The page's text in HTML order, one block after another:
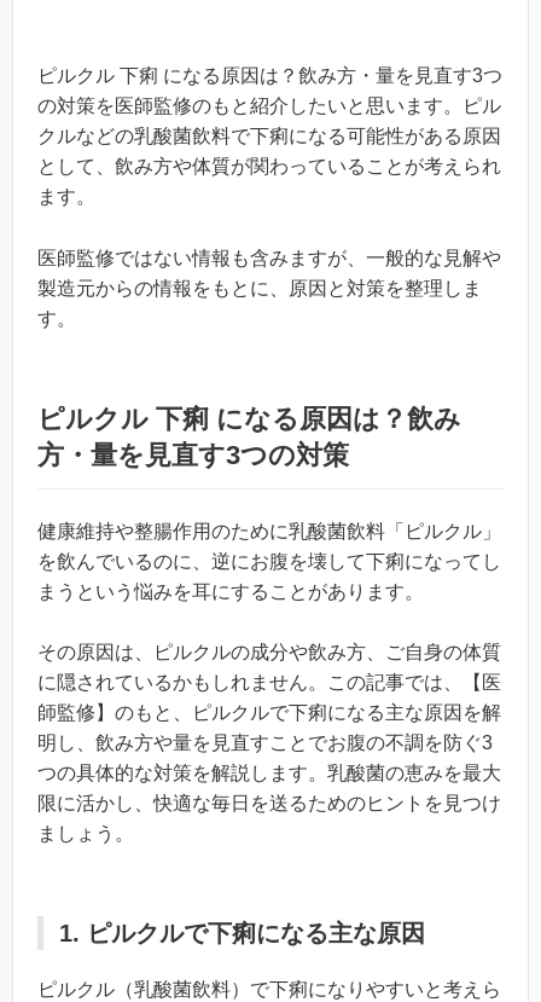
ピルクル 下痢 になる原因は？飲み方・量を見直す3つ
の対策を医師監修のもと紹介したいと思います。ピル
クルなどの乳酸菌飲料で下痢になる可能性がある原因
として、飲み方や体質が関わっていることが考えられ
ます。
医師監修ではない情報も含みますが、一般的な見解や
製造元からの情報をもとに、原因と対策を整理しま
す。
ピルクル 下痢 になる原因は？飲み
方・量を見直す3つの対策
健康維持や整腸作用のために乳酸菌飲料「ピルクル」
を飲んでいるのに、逆にお腹を壊して下痢になってし
まうという悩みを耳にすることがあります。
その原因は、ピルクルの成分や飲み方、ご自身の体質
に隠されているかもしれません。この記事では、【医
師監修】のもと、ピルクルで下痢になる主な原因を解
明し、飲み方や量を見直すことでお腹の不調を防ぐ3
つの具体的な対策を解説します。乳酸菌の恵みを最大
限に活かし、快適な毎日を送るためのヒントを見つけ
ましょう。
1. ピルクルで下痢になる主な原因
ピルクル（乳酸菌飲料）で下痢になりやすいと考えら